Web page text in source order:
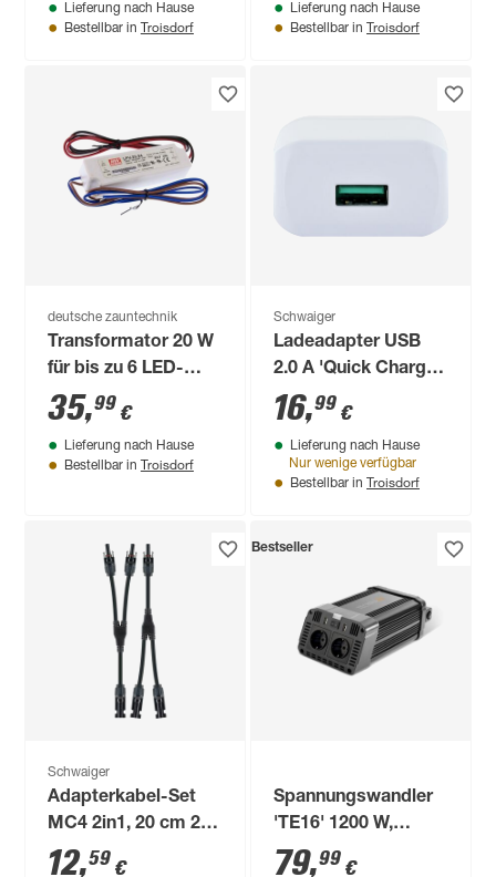
Lieferung nach Hause
Bestellbar in Troisdorf
Lieferung nach Hause
Bestellbar in Troisdorf
deutsche zauntechnik
Transformator 20 W
für bis zu 6 LED-
Pfostenkappen
35,99 €
Lieferung nach Hause
Bestellbar in Troisdorf
Schwaiger
Ladeadapter USB
2.0 A 'Quick Charge
3.0' Ladetechnologie
230 V
16,99 €
Lieferung nach Hause
Nur wenige verfügbar
Bestellbar in Troisdorf
Schwaiger
Adapterkabel-Set
MC4 2in1, 20 cm 2-
teilig
12,59 €
Bestseller
Spannungswandler
'TE16' 1200 W,
modifizierte
79,99 €